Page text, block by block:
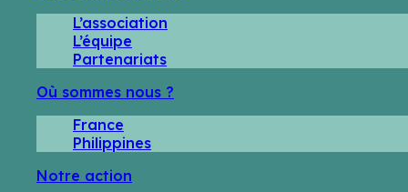
L’association
L’équipe
Partenariats
Où sommes nous ?
France
Philippines
Notre action